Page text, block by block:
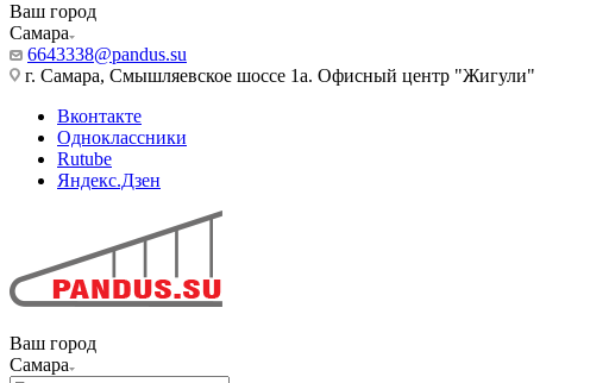
Ваш город
Самара
6643338@pandus.su
г. Самара, Смышляевское шоссе 1а. Офисный центр "Жигули"
Вконтакте
Одноклассники
Rutube
Яндекс.Дзен
Ваш город
Самара